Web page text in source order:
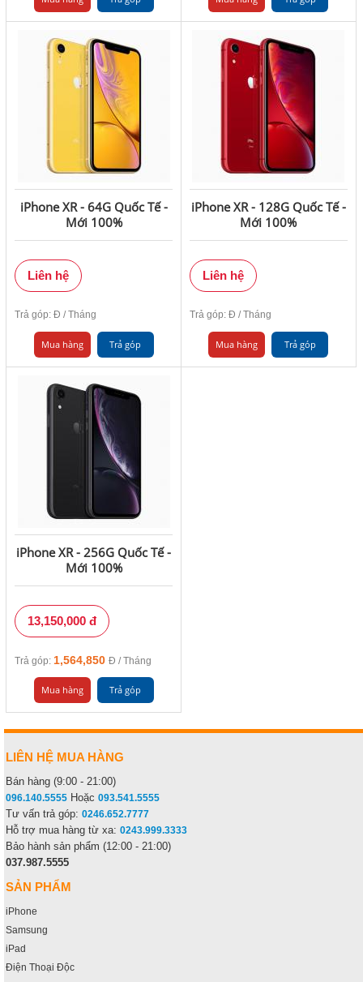
iPhone XR - 64G Quốc Tế -
Mới 100%
Liên hệ
Trả góp:Đ / Tháng
Mua hàng Trả góp
iPhone XR - 128G Quốc Tế -
Mới 100%
Liên hệ
Trả góp: Đ / Tháng
Mua hàng Trả góp
iPhone XR - 256G Quốc Tế -
Mới 100%
13,150,000 đ
Trả góp: 1,564,850Đ / Tháng
Mua hàng Trả góp
LIÊN HỆ MUA HÀNG
Bán hàng (9:00 - 21:00)
096.140.5555 Hoặc093.541.5555
Tư vấn trả góp:0246.652.7777
Hỗ trợ mua hàng từ xa:0243.999.3333
Bảo hành sản phẩm (12:00 - 21:00)
037.987.5555
SẢN PHẨM
iPhone
Samsung
iPad
Điện Thoại Độc